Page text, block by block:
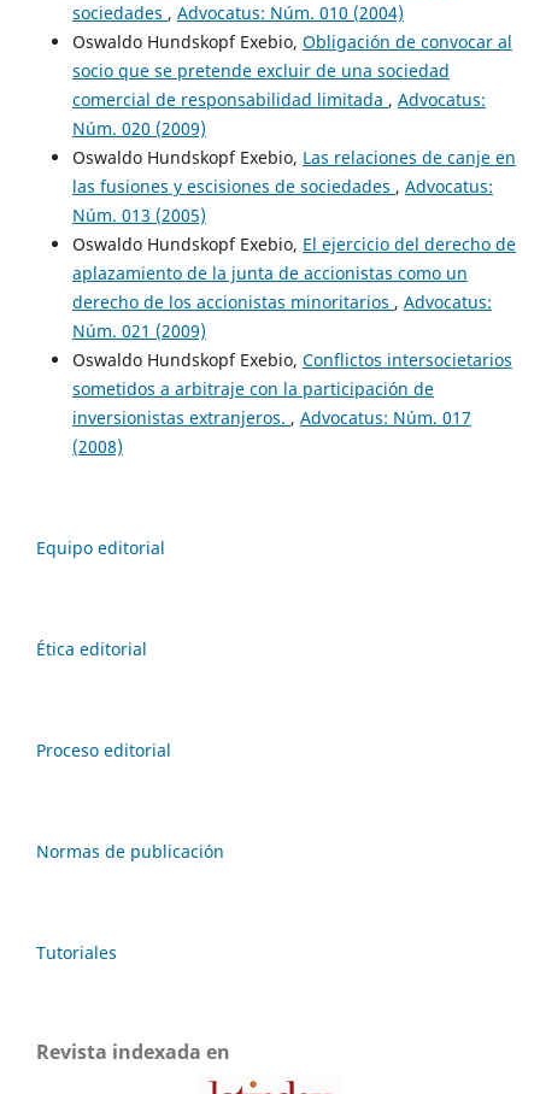
sociedades , Advocatus: Núm. 010 (2004)
Oswaldo Hundskopf Exebio, Obligación de convocar al
socio que se pretende excluir de una sociedad
comercial de responsabilidad limitada , Advocatus:
Núm. 020 (2009)
Oswaldo Hundskopf Exebio, Las relaciones de canje en
las fusiones y escisiones de sociedades , Advocatus:
Núm. 013 (2005)
Oswaldo Hundskopf Exebio, El ejercicio del derecho de
aplazamiento de la junta de accionistas como un
derecho de los accionistas minoritarios , Advocatus:
Núm. 021 (2009)
Oswaldo Hundskopf Exebio, Conflictos intersocietarios
sometidos a arbitraje con la participación de
inversionistas extranjeros. , Advocatus: Núm. 017
(2008)
Equipo editorial
Ética editorial
Proceso editorial
Normas de publicación
Tutoriales
Revista indexada en